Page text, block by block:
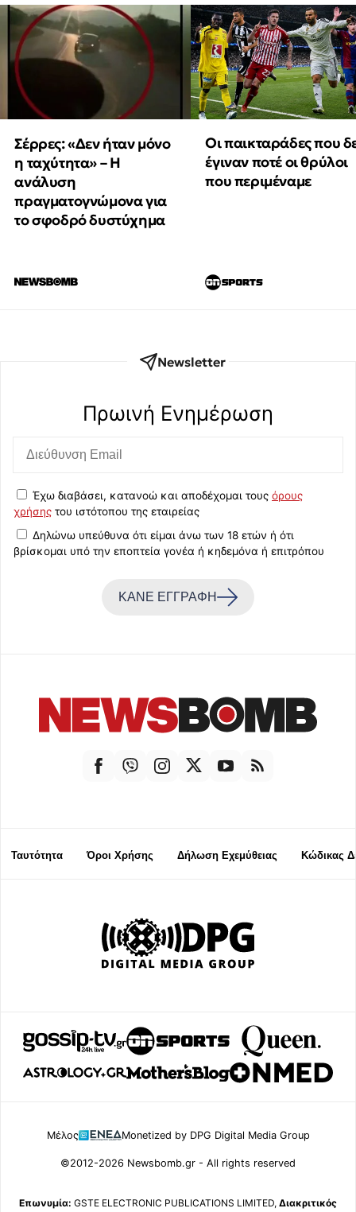
Σέρρες: «Δεν ήταν μόνο
η ταχύτητα» – Η
ανάλυση
πραγματογνώμονα για
το σφοδρό δυστύχημα
Οι παικταράδες που
έγιναν ποτέ οι θρύλοι
που περιμέναμε
Newsletter
Πρωινή Eνημέρωση
Έχω διαβάσει, κατανοώ και αποδέχομαι τους όρους
χρήσης του ιστότοπου της εταιρείας
Δηλώνω υπεύθυνα ότι είμαι άνω των 18 ετών ή ότι
βρίσκομαι υπό την εποπτεία γονέα ή κηδεμόνα ή επιτρόπου
ΚΑΝΕ ΕΓΓΡΑΦΗ
Ταυτότητα Όροι Χρήσης Δήλωση Εχεμύθειας Κώδικας
Μέλος Monetized by DPG Digital Media Group
©2012-2026 Newsbomb.gr - All rights reserved
Επωνυμία: GSTE ELECTRONIC PUBLICATIONS LIMITED, Διακριτικός